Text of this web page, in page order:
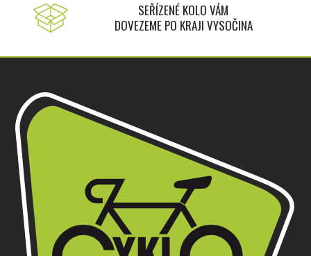
SEŘÍZENÉ KOLO VÁM
DOVEZEME PO KRAJI VYSOČINA